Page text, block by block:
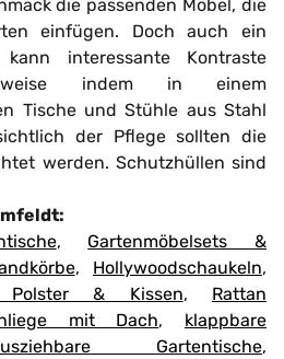
die passenden Möbel, die
einfügen. Doch auch ein
interessante Kontraste
indem in einem
Tische und Stühle aus Stahl
der Pflege sollten die
werden. Schutzhüllen sind
, Gartenmöbelsets &
, Hollywoodschaukeln,
Polster & Kissen, Rattan
mit Dach, klappbare
Gartentische,